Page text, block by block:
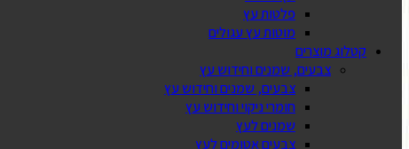
פלטות עץ
מוטות עץ עגולים
קטלוג מוצרים
צבעים, שמנים וחידוש עץ
צבעים, שמנים וחידוש עץ
חומרי ניקוי וחידוש עץ
שמנים לעץ
צבעים אטומים לעץ